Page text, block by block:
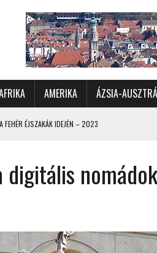
AMERIKA ÁZSIA-
FEHÉR ÉJSZAKÁK IDEJÉN – 2023
AUTÓZÁS A SARKKÖRÖN TÚLRA – 2001